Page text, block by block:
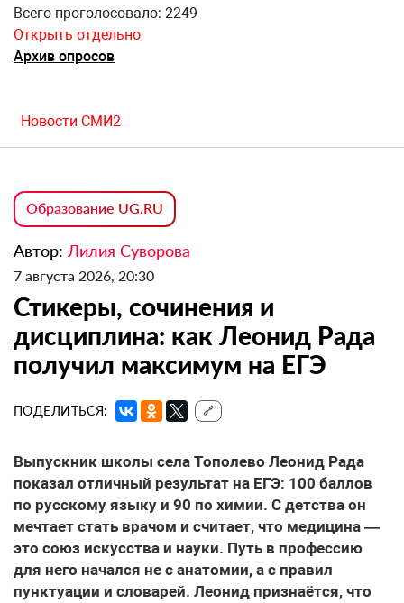
Всего проголосовало: 2249
Открыть отдельно
Архив опросов
Новости СМИ2
Образование UG.RU
Автор: Лилия Суворова
7 августа 2026, 20:30
Стикеры, сочинения и
дисциплина: как Леонид Рада
получил максимум на ЕГЭ
ПОДЕЛИТЬСЯ: 🔗
Выпускник школы села Тополево Леонид Рада
показал отличный результат на ЕГЭ: 100 баллов
по русскому языку и 90 по химии. С детства он
мечтает стать врачом и считает, что медицина —
это союз искусства и науки. Путь в профессию
для него начался не с анатомии, а с правил
пунктуации и словарей. Леонид признаётся, что